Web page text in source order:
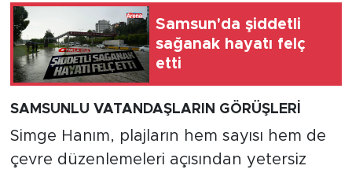
Samsun'da şiddetli
sağanak hayatı felç
etti
SAMSUNLU VATANDAŞLARIN GÖRÜŞLERİ
Simge Hanım, plajların hem sayısı hem de
çevre düzenlemeleri açısından yetersiz